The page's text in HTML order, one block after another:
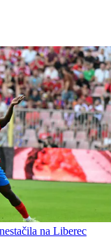
na Liberec